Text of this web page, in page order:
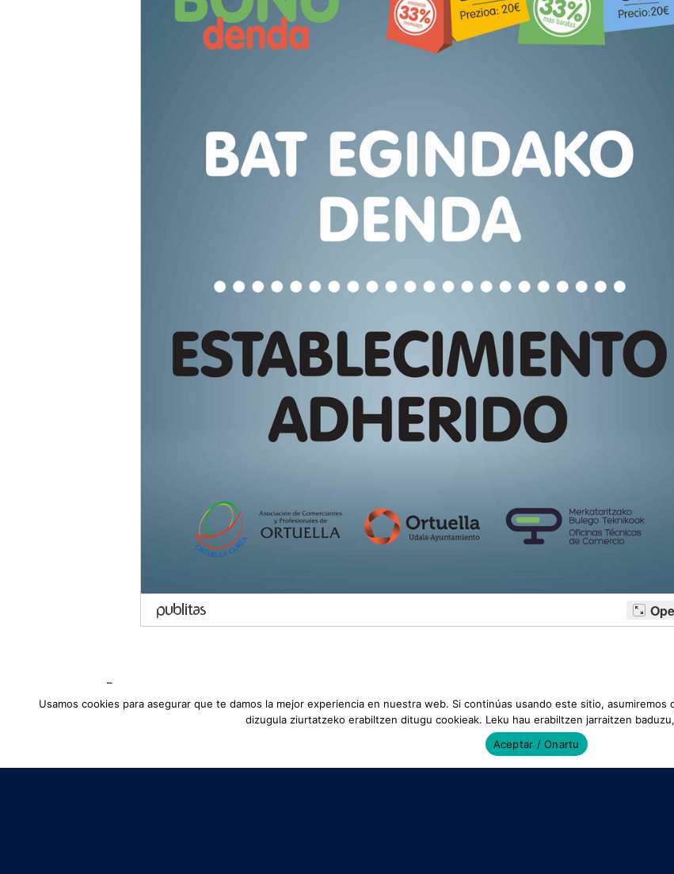
Bono
Usamos cookies para asegurar que te damos la mejor experiencia en nuestra web. Si continúas usando este sitio,
dizugula ziurtatzeko erabiltzen ditugu cookieak. Leku hau erabiltzen jarraitzen
Aceptar / Onartu